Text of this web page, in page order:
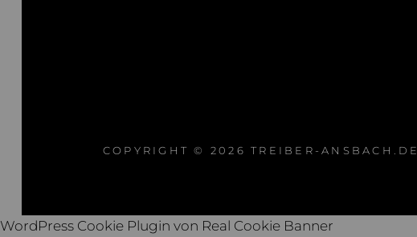
COPYRIGHT © 2026 TREIBER-ANSBACH.DE
WordPress Cookie Plugin von Real Cookie Banner